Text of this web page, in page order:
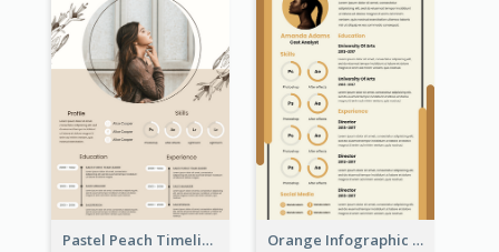
Pastel Peach Timeline Resume Orange Infographic Market Analyst Resume